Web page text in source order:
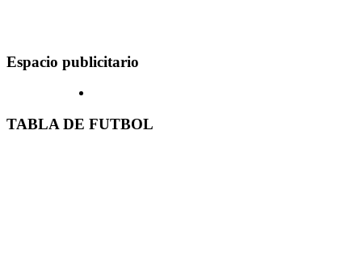
Espacio publicitario
TABLA DE FUTBOL